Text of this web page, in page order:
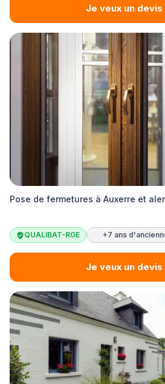
Je veux un
Pose de fermetures à Auxerre et
QUALIBAT-RGE +7 ans
Je veux un